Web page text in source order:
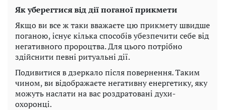
Як уберегтися від дії поганої прикмети
Якщо ви все ж таки вважаєте цю прикмету швидше
поганою, існує кілька способів убезпечити себе від
негативного пророцтва. Для цього потрібно
здійснити певні ритуальні дії.
Подивитися в дзеркало після повернення. Таким
чином, ви відображаєте негативну енергетику, яку
можуть наслати на вас роздратовані духи-
охоронці.